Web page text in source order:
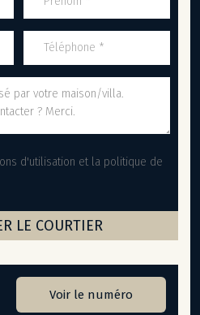
d'utilisation et la politique de
Voir le numéro